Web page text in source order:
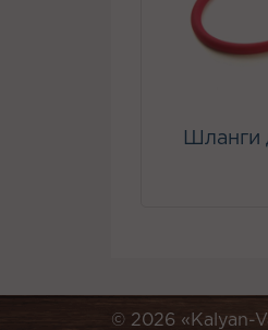
Шланги
© 2026 «Kalyan-